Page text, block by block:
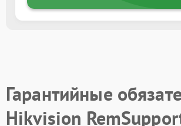
Гарантийные
Hikvision